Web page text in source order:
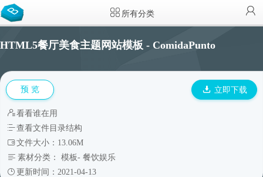
所有分类
HTML5餐厅美食主题网站模板 - ComidaPunto
预 览 立即下载
看看谁在用
查看文件目录结构
文件大小：13.06M
素材分类： 模板- 餐饮娱乐
更新时间：2021-04-13